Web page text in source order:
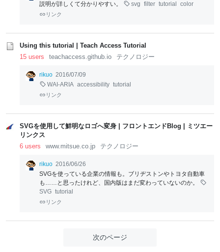
説明が詳しくて分かりやすい。
svg filter tutorial color
リンク
Using this tutorial | Teach Access Tutorial
15 users
teachaccess.github.io テクノロジー
rikuo 2016/07/09
WAI-ARIA accessibility tutorial
リンク
SVGを使用して鮮明なロゴへ変身 | フロントエンドBlog | ミツエー
リンクス
6 users
www.mitsue.co.jp テクノロジー
rikuo 2016/06/26
SVGを使っている企業の情報も。ブリヂストンやトヨタ自動車
も……と思ったけれど、国内版はまだ変わっていないのか。
SVG tutorial
リンク
次のページ